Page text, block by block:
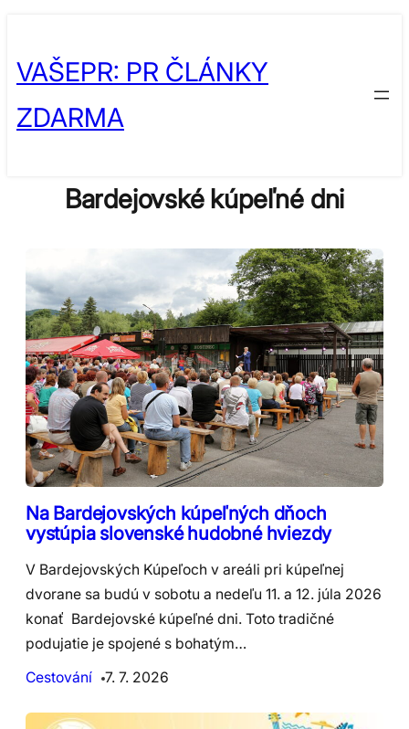
content
VAŠEPR: PR ČLÁNKY
ZDARMA
Bardejovské kúpeľné dni
Na Bardejovských kúpeľných dňoch
vystúpia slovenské hudobné hviezdy
V Bardejovských Kúpeľoch v areáli pri kúpeľnej
dvorane sa budú v sobotu a nedeľu 11. a 12. júla 2026
konať Bardejovské kúpeľné dni. Toto tradičné
podujatie je spojené s bohatým…
Cestování
7. 7. 2026